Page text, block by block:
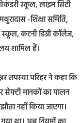
स्कूल, लाइम सिटी
-शिक्षा समिति,
कटनी डिग्री कॉलेज,
शामिल हैं।
तपस्या परिहर ने कहा कि
मानकों का पालन
नहीं किया जाएगा।